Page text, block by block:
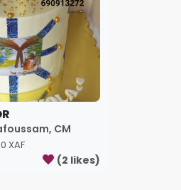
CM
XAF
(2 likes)